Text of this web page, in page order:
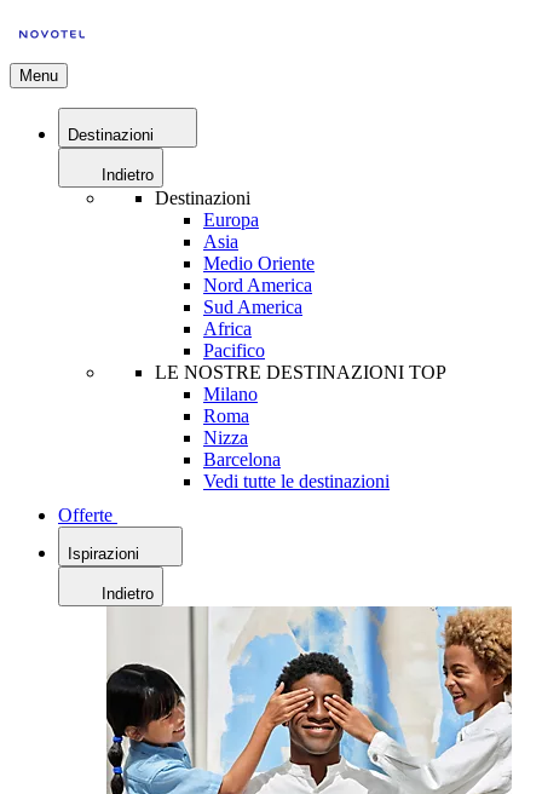
Menu
Destinazioni
Indietro
Destinazioni
Europa
Asia
Medio Oriente
Nord America
Sud America
Africa
Pacifico
LE NOSTRE DESTINAZIONI TOP
Milano
Roma
Nizza
Barcelona
Vedi tutte le destinazioni
Offerte
Ispirazioni
Indietro